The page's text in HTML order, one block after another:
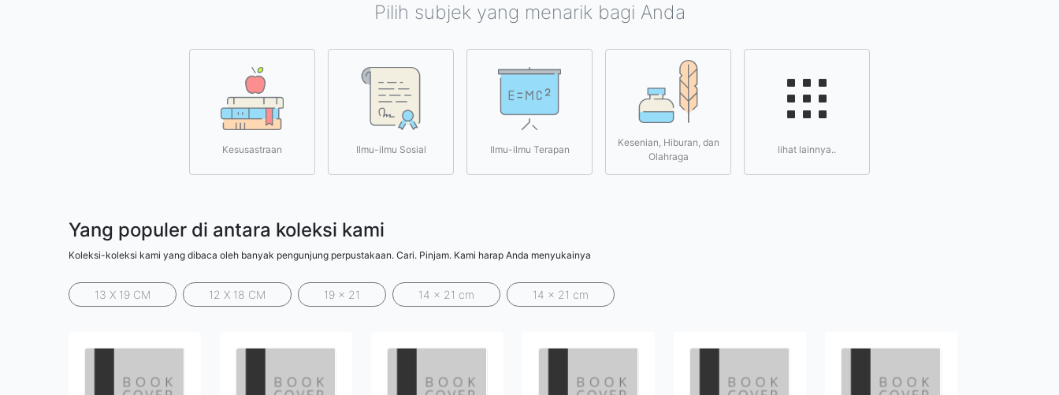
Pilih subjek yang menarik bagi Anda
Kesusastraan Ilmu-ilmu Sosial Ilmu-ilmu Terapan
Kesenian, Hiburan, dan
Olahraga
lihat lainnya..
Yang populer di antara koleksi kami
Koleksi-koleksi kami yang dibaca oleh banyak pengunjung perpustakaan. Cari. Pinjam. Kami harap Anda menyukainya
13 X 19 CM 12 X 18 CM 19 x 21 14 x 21 cm 14 x 21 cm